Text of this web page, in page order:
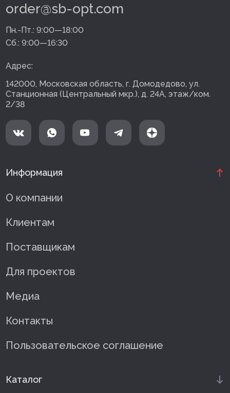
order@sb-opt.com
Пн.-Пт.: 9:00—18:00
Сб.: 9:00—16:30
Адрес:
142000, Московская область, г. Домодедово, ул.
Станционная (Центральный мкр.), д. 24А, этаж/ком.
2/38
Информация
О компании
Клиентам
Поставщикам
Для проектов
Медиа
Контакты
Пользовательское соглашение
Каталог